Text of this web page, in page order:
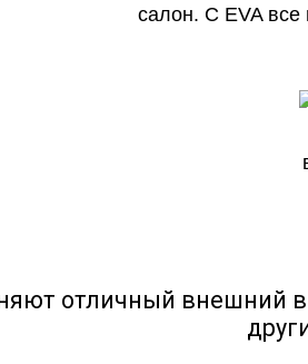
салон. С EVA все
отличный внешний